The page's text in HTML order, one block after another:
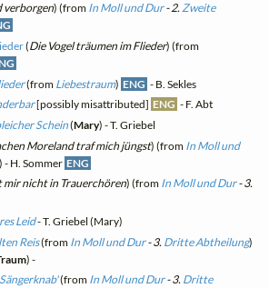
verborgen) (from In Moll und Dur- 2.Zweite
(Die Vogel träumen im Flieder) (from
(from Liebestraum) ENG - B. Sekles
[possibly misattributed] ENG - F. Abt
Schein(Mary) - T. Griebel
Moreland traf mich jüngst) (from In Moll und
) - H. Sommer ENG
mir nicht in Trauerchören) (from In Moll und Dur- 3.
Leid- T. Griebel (Mary)
Reis(from In Moll und Dur- 3. Dritte Abtheilung)
) -
(from In Moll und Dur- 3. Dritte